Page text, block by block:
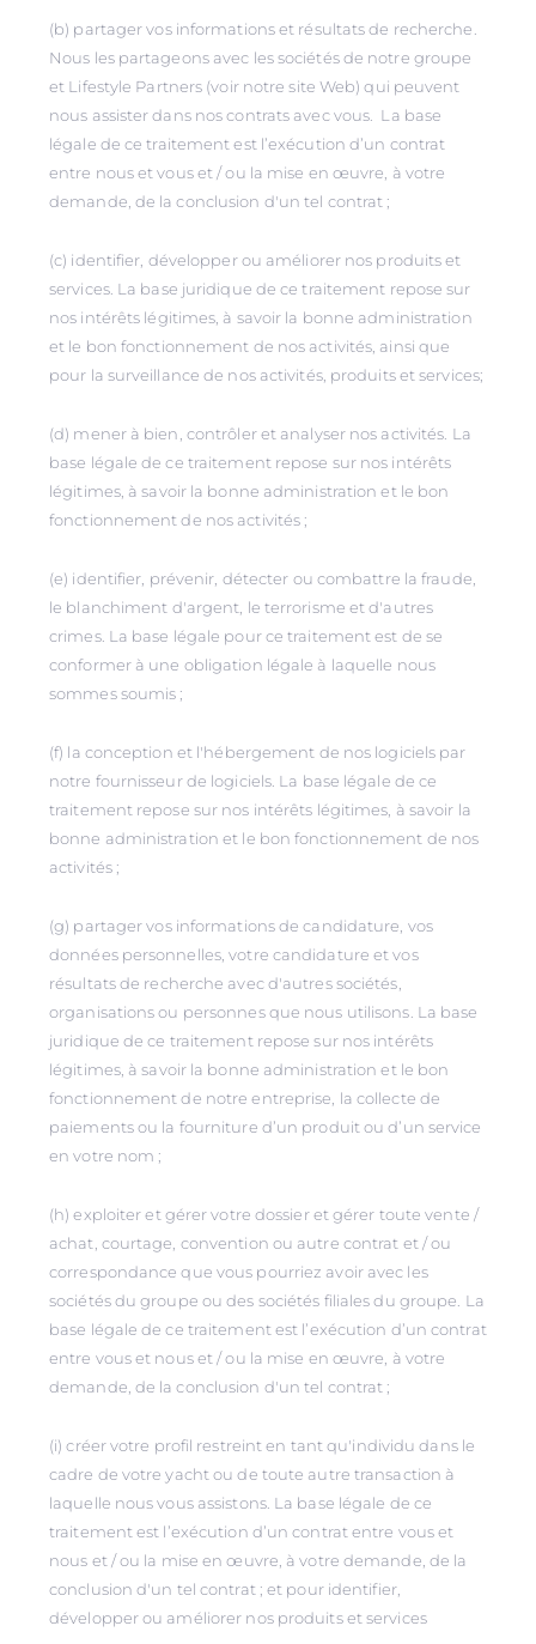
(b) partager vos informations et résultats de recherche.
Nous les partageons avec les sociétés de notre groupe
et Lifestyle Partners (voir notre site Web) qui peuvent
nous assister dans nos contrats avec vous. La base
légale de ce traitement est l’exécution d’un contrat
entre nous et vous et / ou la mise en œuvre, à votre
demande, de la conclusion d'un tel contrat ;
(c) identifier, développer ou améliorer nos produits et
services. La base juridique de ce traitement repose sur
nos intérêts légitimes, à savoir la bonne administration
et le bon fonctionnement de nos activités, ainsi que
pour la surveillance de nos activités, produits et services;
(d) mener à bien, contrôler et analyser nos activités. La
base légale de ce traitement repose sur nos intérêts
légitimes, à savoir la bonne administration et le bon
fonctionnement de nos activités ;
(e) identifier, prévenir, détecter ou combattre la fraude,
le blanchiment d'argent, le terrorisme et d'autres
crimes. La base légale pour ce traitement est de se
conformer à une obligation légale à laquelle nous
sommes soumis ;
(f) la conception et l'hébergement de nos logiciels par
notre fournisseur de logiciels. La base légale de ce
traitement repose sur nos intérêts légitimes, à savoir la
bonne administration et le bon fonctionnement de nos
activités ;
(g) partager vos informations de candidature, vos
données personnelles, votre candidature et vos
résultats de recherche avec d'autres sociétés,
organisations ou personnes que nous utilisons. La base
juridique de ce traitement repose sur nos intérêts
légitimes, à savoir la bonne administration et le bon
fonctionnement de notre entreprise, la collecte de
paiements ou la fourniture d’un produit ou d’un service
en votre nom ;
(h) exploiter et gérer votre dossier et gérer toute vente /
achat, courtage, convention ou autre contrat et / ou
correspondance que vous pourriez avoir avec les
sociétés du groupe ou des sociétés filiales du groupe. La
base légale de ce traitement est l’exécution d’un contrat
entre vous et nous et / ou la mise en œuvre, à votre
demande, de la conclusion d'un tel contrat ;
(i) créer votre profil restreint en tant qu'individu dans le
cadre de votre yacht ou de toute autre transaction à
laquelle nous vous assistons. La base légale de ce
traitement est l’exécution d’un contrat entre vous et
nous et / ou la mise en œuvre, à votre demande, de la
conclusion d'un tel contrat ; et pour identifier,
développer ou améliorer nos produits et services